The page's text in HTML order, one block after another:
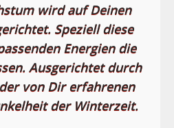
wird auf Deinen
Speziell diese
Energien die
Ausgerichtet durch
von Dir erfahrenen
der Winterzeit.